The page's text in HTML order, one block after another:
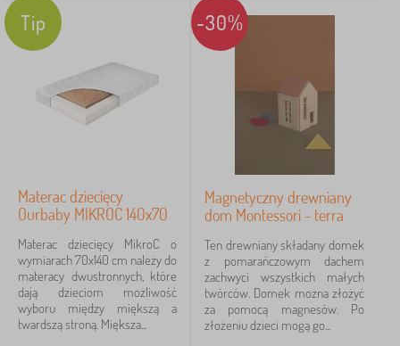
Marki
FILTRACJA
Tip
Materac dziecięcy
Ourbaby MIKROC 140x70
Materac dziecięcy MikroC o
wymiarach 70x140 cm należy do
materacy dwustronnych, które
dają dzieciom możliwość
wyboru między miększą a
twardszą stroną. Miększa...
-30%
Magnetyczny drewniany
dom Montessori - terra
Ten drewniany składany domek
z pomarańczowym dachem
zachwyci wszystkich małych
twórców. Domek można złożyć
za pomocą magnesów. Po
złożeniu dzieci mogą go...